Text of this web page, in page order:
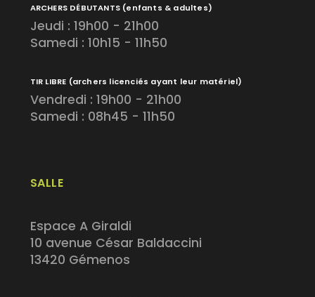
SALLE
Espace A Giraldi
10 avenue César Baldaccini
13420 Gémenos
ARCHERS DÉBUTANTS (enfants & adultes)
Jeudi : 19h00 - 21h00
Samedi : 10h15 - 11h50
TIR LIBRE (archers licenciés ayant leur matériel)
Vendredi : 19h00 - 21h00
Samedi : 08h45 - 11h50